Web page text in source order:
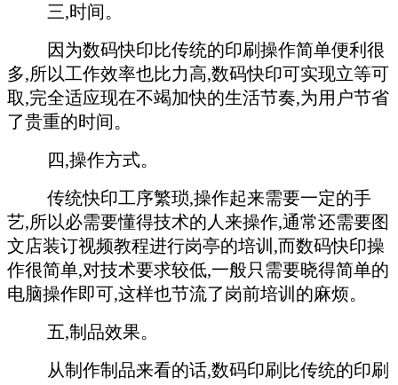
三,时间。
因为数码快印比传统的印刷操作简单便利很
多,所以工作效率也比力高,数码快印可实现立等可
取,完全适应现在不竭加快的生活节奏,为用户节省
了贵重的时间。
四,操作方式。
传统快印工序繁琐,操作起来需要一定的手
艺,所以必需要懂得技术的人来操作,通常还需要图
文店装订视频教程进行岗亭的培训,而数码快印操
作很简单,对技术要求较低,一般只需要晓得简单的
电脑操作即可,这样也节流了岗前培训的麻烦。
五,制品效果。
从制作制品来看的话,数码印刷比传统的印刷